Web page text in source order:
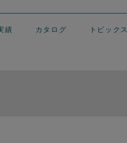
績 カタログ トピックス